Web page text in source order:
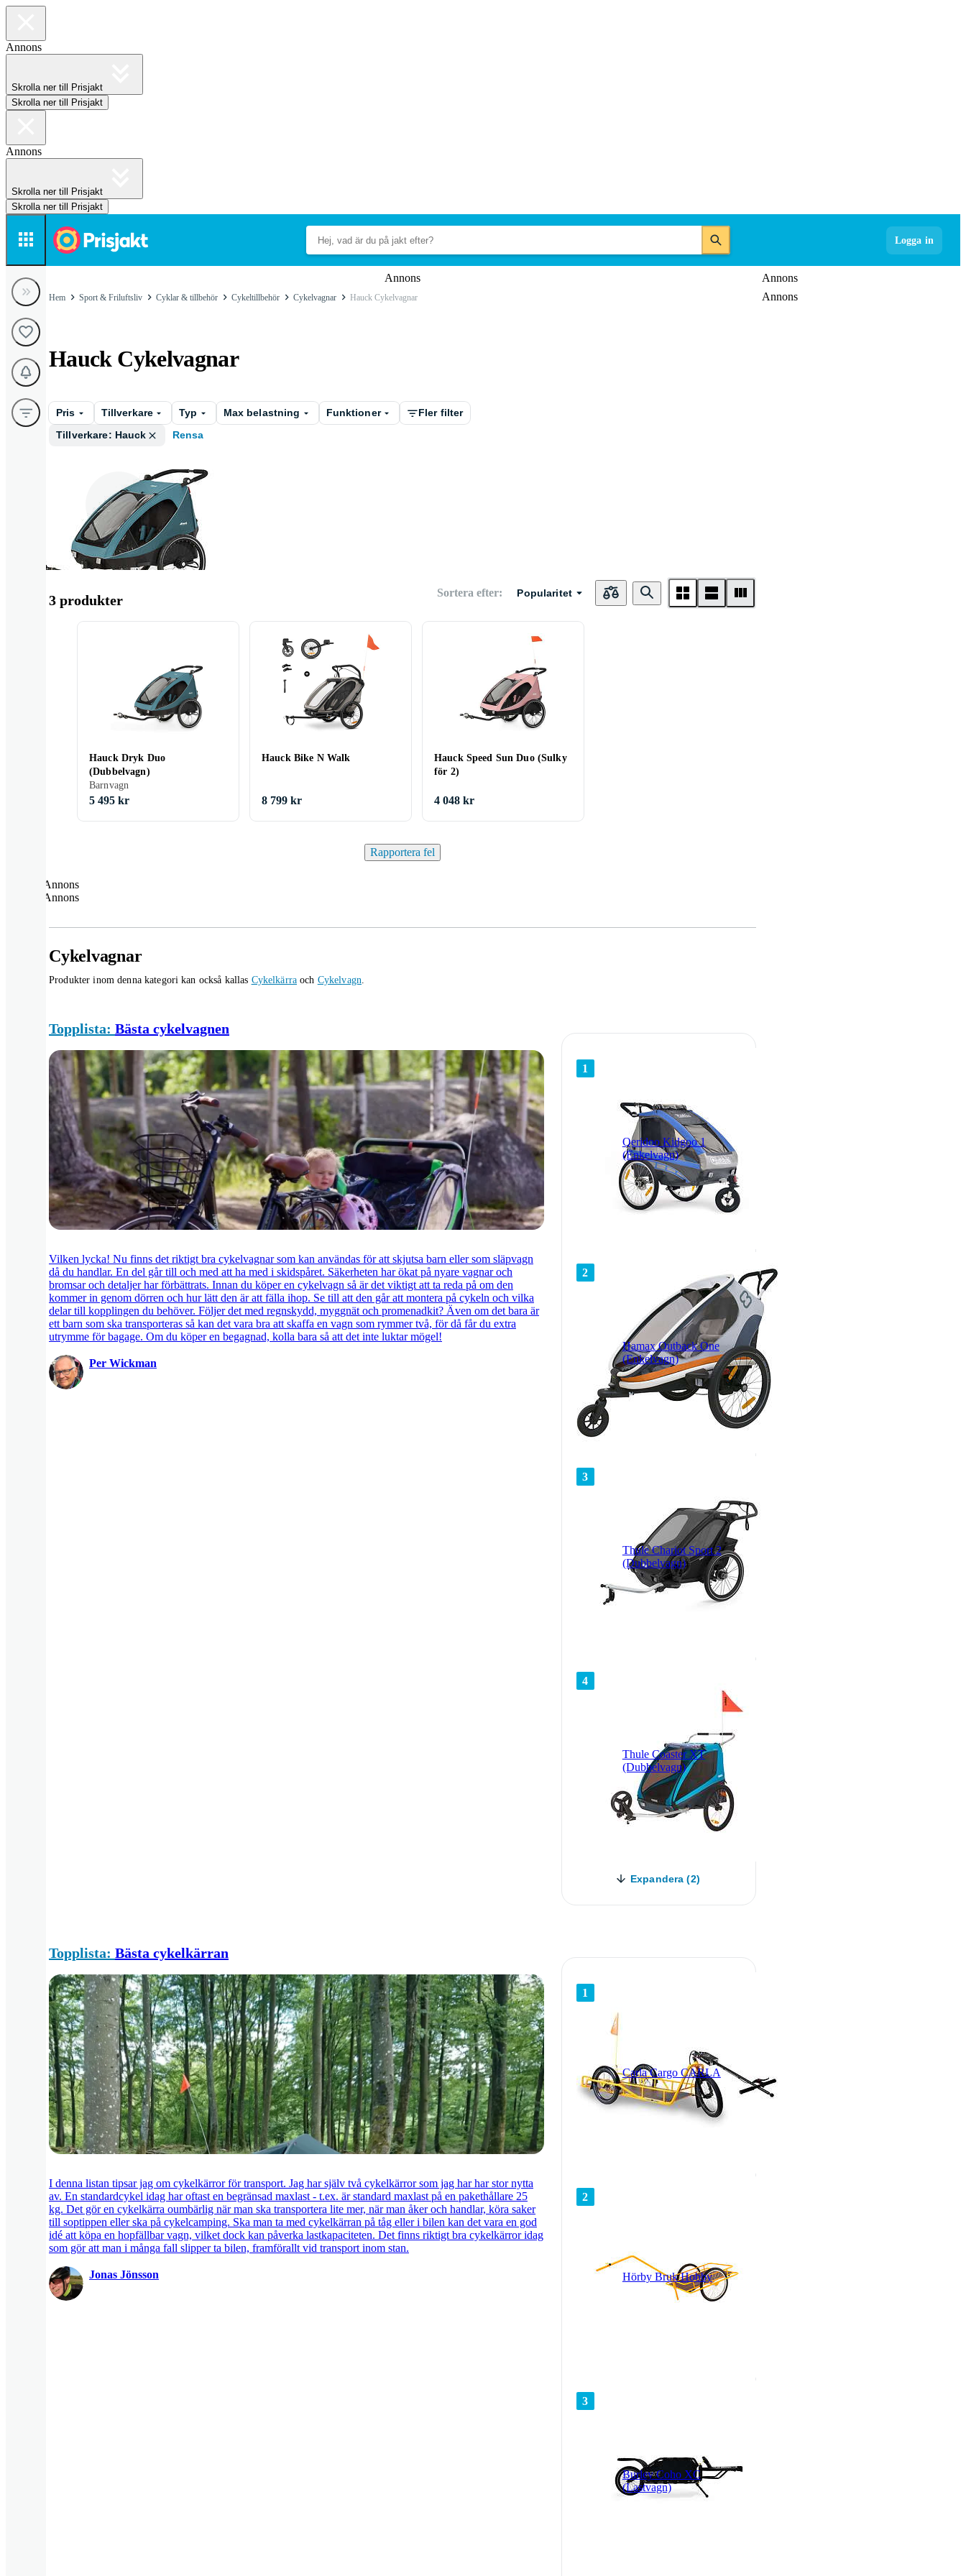
Annons
Skrolla ner till Prisjakt
Skrolla ner till Prisjakt
Annons
Skrolla ner till Prisjakt
Skrolla ner till Prisjakt
Logga in
Annons
Annons
Annons
Hem Sport & Friluftsliv Cyklar & tillbehör Cykeltillbehör Cykelvagnar Hauck Cykelvagnar
Hauck Cykelvagnar
Pris Tillverkare Typ Max belastning Funktioner
Fler filter
Tillverkare: Hauck
Rensa
Barnvagn
3 produkter Sortera efter: Popularitet
Hauck Dryk Duo
(Dubbelvagn)
Barnvagn
5 495 kr
Hauck Bike N Walk
8 799 kr
Hauck Speed Sun Duo (Sulky
för 2)
4 048 kr
Rapportera fel
Annons
Annons
Cykelvagnar
Produkter inom denna kategori kan också kallas Cykelkärra och Cykelvagn.
Topplista: Bästa cykelvagnen
Vilken lycka! Nu finns det riktigt bra cykelvagnar som kan användas för att skjutsa barn eller som släpvagn
då du handlar. En del går till och med att ha med i skidspåret. Säkerheten har ökat på nyare vagnar och
bromsar och detaljer har förbättrats. Innan du köper en cykelvagn så är det viktigt att ta reda på om den
kommer in genom dörren och hur lätt den är att fälla ihop. Se till att den går att montera på cykeln och vilka
delar till kopplingen du behöver. Följer det med regnskydd, myggnät och promenadkit? Även om det bara är
ett barn som ska transporteras så kan det vara bra att skaffa en vagn som rymmer två, för då får du extra
utrymme för bagage. Om du köper en begagnad, kolla bara så att det inte luktar mögel!
Per Wickman
1
Qeridoo Kidgoo 1
(Enkelvagn)
2
Hamax Outback One
(Enkelvagn)
3
Thule Chariot Sport 2
(Dubbelvagn)
4
Thule Coaster XT
(Dubbelvagn)
Expandera (2)
Topplista: Bästa cykelkärran
I denna listan tipsar jag om cykelkärror för transport. Jag har själv två cykelkärror som jag har har stor nytta
av. En standardcykel idag har oftast en begränsad maxlast - t.ex. är standard maxlast på en pakethållare 25
kg. Det gör en cykelkärra oumbärlig när man ska transportera lite mer, när man åker och handlar, köra saker
till soptippen eller ska på cykelcamping. Ska man ta med cykelkärran på tåg eller i bilen kan det vara en god
idé att köpa en hopfällbar vagn, vilket dock kan påverka lastkapaciteten. Det finns riktigt bra cykelkärror idag
som gör att man i många fall slipper ta bilen, framförallt vid transport inom stan.
Jonas Jönsson
1
Carla Cargo CARLA
2
Hörby Bruk Hobby
3
Burley Coho XC
(Lastvagn)